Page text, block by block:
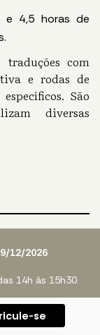
e 4,5 horas de
traduções com
e rodas de
São
diversas
12/2026
14h às 15h30.
se